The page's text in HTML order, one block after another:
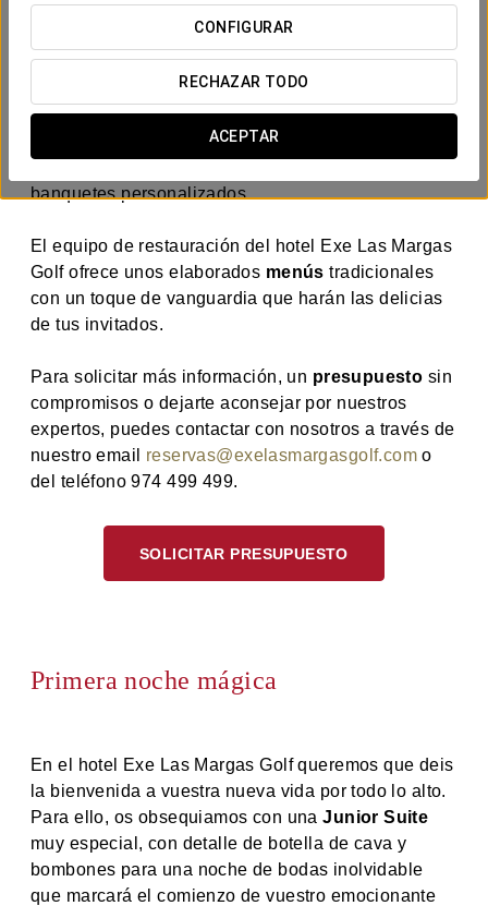
CONFIGURAR
RECHAZAR TODO
ACEPTAR
tranquilidad y la garantía de un equipo
experimentado y en un entorno que se adapta a tus
gustos y necesidades.
Nuestrosespacios abiertos y salones privados
permiten celebrar en total intimidad y en contacto
banquetes personalizados.
El equipo de restauración del hotel Exe Las Margas
Golf ofrece unos elaborados menús tradicionales
con un toque de vanguardia que harán las delicias
de tus invitados.
Para solicitar más información, un presupuesto sin
compromisos o dejarte aconsejar por nuestros
expertos, puedes contactar con nosotros a través de
nuestro email reservas@exelasmargasgolf.com o
del teléfono 974 499 499.
SOLICITAR PRESUPUESTO
Primera noche mágica
En el hotel Exe Las Margas Golf queremos que deis
la bienvenida a vuestra nueva vida por todo lo alto.
Para ello, os obsequiamos con unaJunior Suite
muy especial, con detalle de botella de cava y
bombones para una noche de bodas inolvidable
que marcará el comienzo de vuestro emocionante